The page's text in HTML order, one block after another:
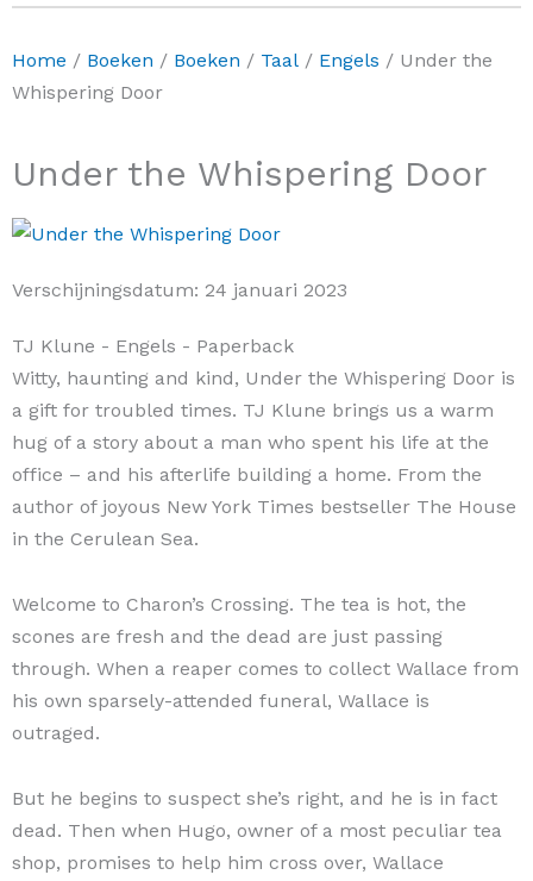
Home / Boeken / Boeken / Taal / Engels / Under the
Whispering Door
Under the Whispering Door
Verschijningsdatum: 24 januari 2023
TJ Klune - Engels - Paperback
Witty, haunting and kind, Under the Whispering Door is
a gift for troubled times. TJ Klune brings us a warm
hug of a story about a man who spent his life at the
office – and his afterlife building a home. From the
author of joyous New York Times bestseller The House
in the Cerulean Sea.
Welcome to Charon’s Crossing. The tea is hot, the
scones are fresh and the dead are just passing
through. When a reaper comes to collect Wallace from
his own sparsely-attended funeral, Wallace is
outraged.
But he begins to suspect she’s right, and he is in fact
dead. Then when Hugo, owner of a most peculiar tea
shop, promises to help him cross over, Wallace